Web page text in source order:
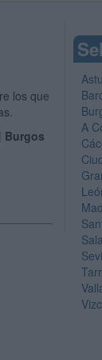
los que
Burgos
A